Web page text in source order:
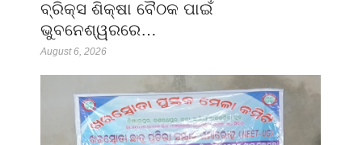
ବ୍ରିକ୍ସ ଶିକ୍ଷା ବୈଠକ ପାଇଁ
ଭୁବନେଶ୍ୱରରେ…
August 6, 2026